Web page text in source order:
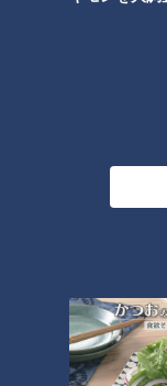
した川上ジャイア
果たしたのだった。
９０年の球団史の
にとっても、今な